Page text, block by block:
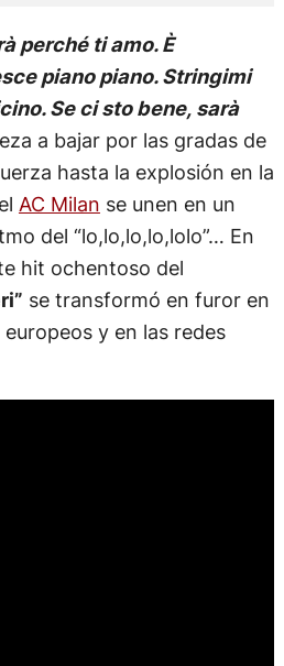
perché ti amo. È
piano piano. Stringimi
Se ci sto bene, sarà
a bajar por las gradas de
hasta la explosión en la
AC Milan se unen en un
del “lo,lo,lo,lo,lolo”… En
hit ochentoso del
se transformó en furor en
y en las redes